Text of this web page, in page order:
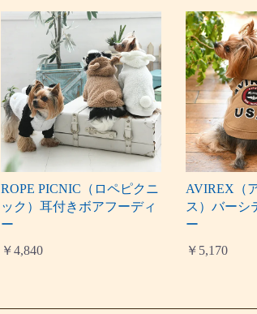
ROPE PICNIC（ロペピクニ
ック）耳付きボアフーディ
ー
￥4,840
AVIREX（
ス）バーシ
ー
￥5,170